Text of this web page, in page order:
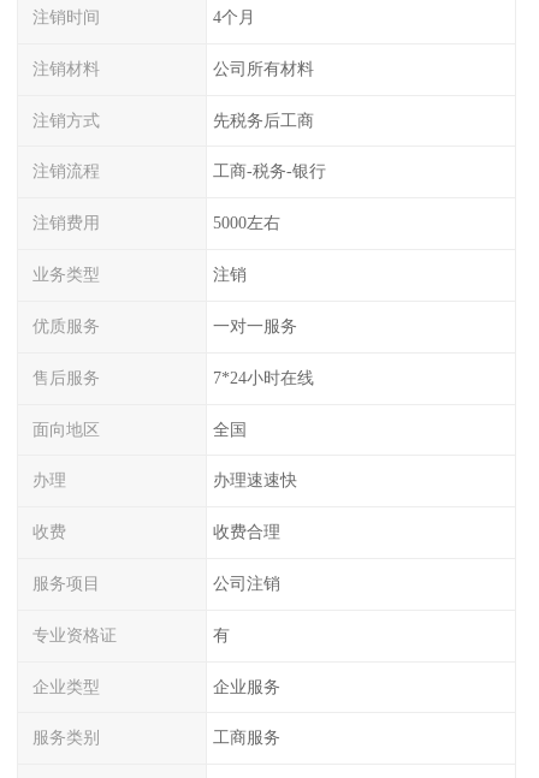
注销时间 4个月
注销材料 公司所有材料
注销方式 先税务后工商
注销流程 工商-税务-银行
注销费用 5000左右
业务类型 注销
优质服务 一对一服务
售后服务 7*24小时在线
面向地区 全国
办理 办理速速快
收费 收费合理
服务项目 公司注销
专业资格证 有
企业类型 企业服务
服务类别 工商服务